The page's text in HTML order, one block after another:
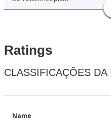
Ratings
CLASSIFICAÇÕES
Name